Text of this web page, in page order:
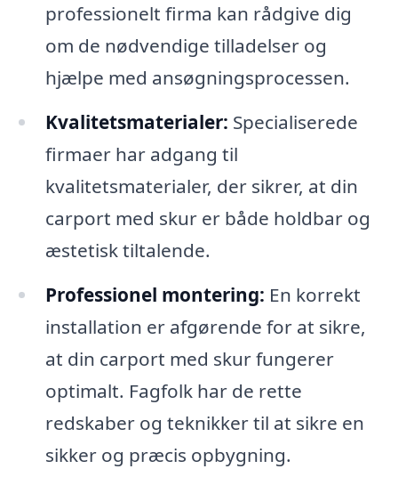
professionelt firma kan rådgive dig
om de nødvendige tilladelser og
hjælpe med ansøgningsprocessen.
Kvalitetsmaterialer: Specialiserede
firmaer har adgang til
kvalitetsmaterialer, der sikrer, at din
carport med skur er både holdbar og
æstetisk tiltalende.
Professionel montering: En korrekt
installation er afgørende for at sikre,
at din carport med skur fungerer
optimalt. Fagfolk har de rette
redskaber og teknikker til at sikre en
sikker og præcis opbygning.